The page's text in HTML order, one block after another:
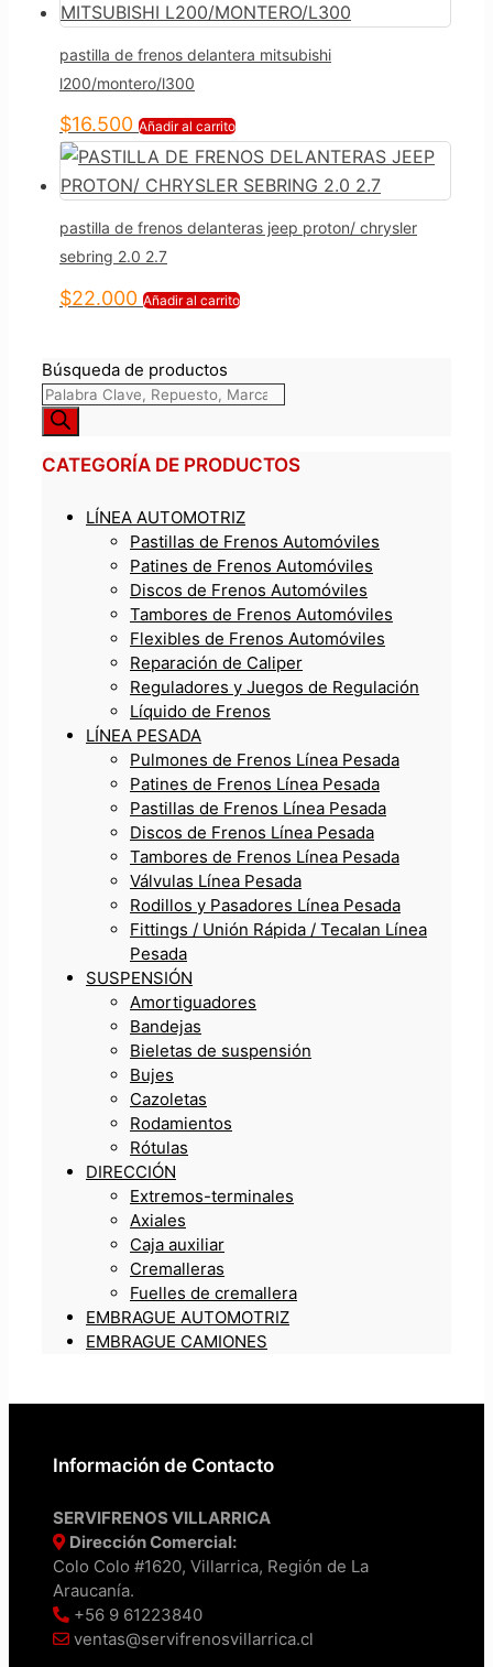
pastilla de frenos delantera mitsubishi
l200/montero/l300
$16.500 Añadir al carrito
pastilla de frenos delanteras jeep proton/ chrysler
sebring 2.0 2.7
$22.000 Añadir al carrito
Búsqueda de productos
CATEGORÍA DE PRODUCTOS
LÍNEA AUTOMOTRIZ
Pastillas de Frenos Automóviles
Patines de Frenos Automóviles
Discos de Frenos Automóviles
Tambores de Frenos Automóviles
Flexibles de Frenos Automóviles
Reparación de Caliper
Reguladores y Juegos de Regulación
Líquido de Frenos
LÍNEA PESADA
Pulmones de Frenos Línea Pesada
Patines de Frenos Línea Pesada
Pastillas de Frenos Línea Pesada
Discos de Frenos Línea Pesada
Tambores de Frenos Línea Pesada
Válvulas Línea Pesada
Rodillos y Pasadores Línea Pesada
Fittings / Unión Rápida / Tecalan Línea
Pesada
SUSPENSIÓN
Amortiguadores
Bandejas
Bieletas de suspensión
Bujes
Cazoletas
Rodamientos
Rótulas
DIRECCIÓN
Extremos-terminales
Axiales
Caja auxiliar
Cremalleras
Fuelles de cremallera
EMBRAGUE AUTOMOTRIZ
EMBRAGUE CAMIONES
Información de Contacto
SERVIFRENOS VILLARRICA
Dirección Comercial:
Colo Colo #1620, Villarrica, Región de La
Araucanía.
+56 9 61223840
ventas@servifrenosvillarrica.cl